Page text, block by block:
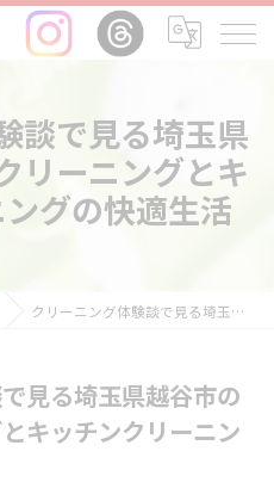
談で見る埼玉県
リーニングとキ
グの快適生活
クリーニング体験談で見る埼玉県越谷市のハウスクリーニングとキッチンクリーニングの快適生活
見る埼玉県越谷市の
キッチンクリーニン